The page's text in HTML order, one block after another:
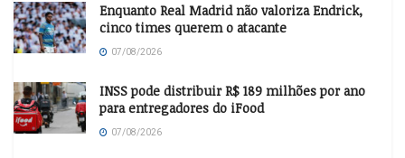
Enquanto Real Madrid não valoriza Endrick,
cinco times querem o atacante
07/08/2026
INSS pode distribuir R$ 189 milhões por ano
para entregadores do iFood
07/08/2026